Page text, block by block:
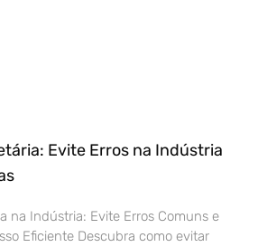
Evite Erros na Indústria
na Indústria: Evite Erros Comuns e
Eficiente Descubra como evitar